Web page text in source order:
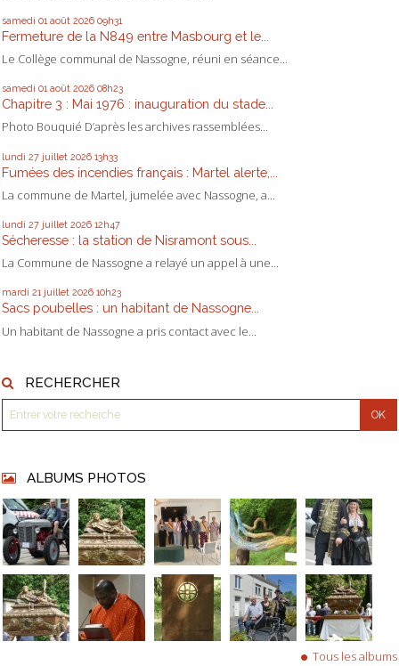
samedi 01 août 2026 09h31
Fermeture de la N849 entre Masbourg et le...
Le Collège communal de Nassogne, réuni en séance...
samedi 01 août 2026 08h23
Chapitre 3 : Mai 1976 : inauguration du stade...
Photo Bouquié D’après les archives rassemblées...
lundi 27 juillet 2026 13h33
Fumées des incendies français : Martel alerte,...
La commune de Martel, jumelée avec Nassogne, a...
lundi 27 juillet 2026 12h47
Sécheresse : la station de Nisramont sous...
La Commune de Nassogne a relayé un appel à une...
mardi 21 juillet 2026 10h23
Sacs poubelles : un habitant de Nassogne...
Un habitant de Nassogne a pris contact avec le...
RECHERCHER
ALBUMS PHOTOS
Tous les albums